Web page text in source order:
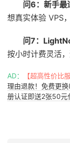
问6：新手最
想真实体验 VPS
问7：
按小时计费灵活
AD： 【超高性价比
理由退款！免费更
册认证即送2张50元